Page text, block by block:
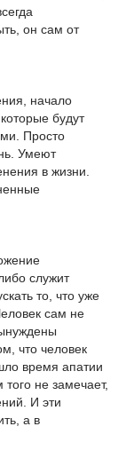
он сам от
начало
будут
Просто
Умеют
в жизни.
служит
то, что уже
сам не
что человек
время апатии
не замечает,
И эти
а в